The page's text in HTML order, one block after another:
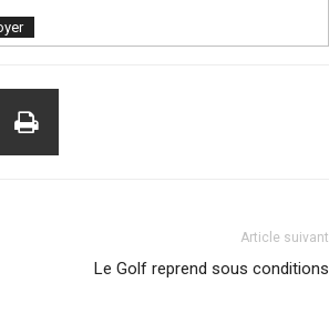
Article suivant
Le Golf reprend sous conditions